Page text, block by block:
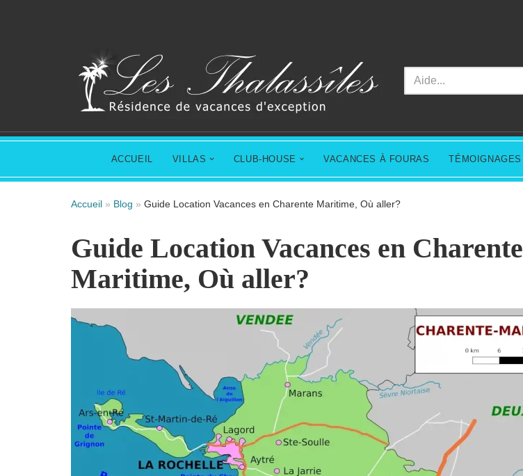
ACCUEIL VILLAS CLUB-HOUSE VACANCES À FOURAS TÉMOIGNAGES
Accueil » Blog » Guide Location Vacances en Charente Maritime, Où aller?
Guide Location Vacances en Charente
Maritime, Où aller?